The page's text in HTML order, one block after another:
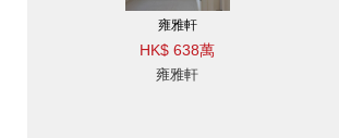
雍雅軒
HK$ 638萬
雍雅軒